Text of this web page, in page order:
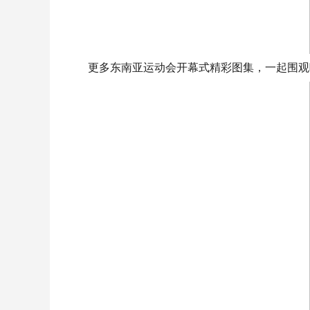
更多东南亚运动会开幕式精彩图集，一起围